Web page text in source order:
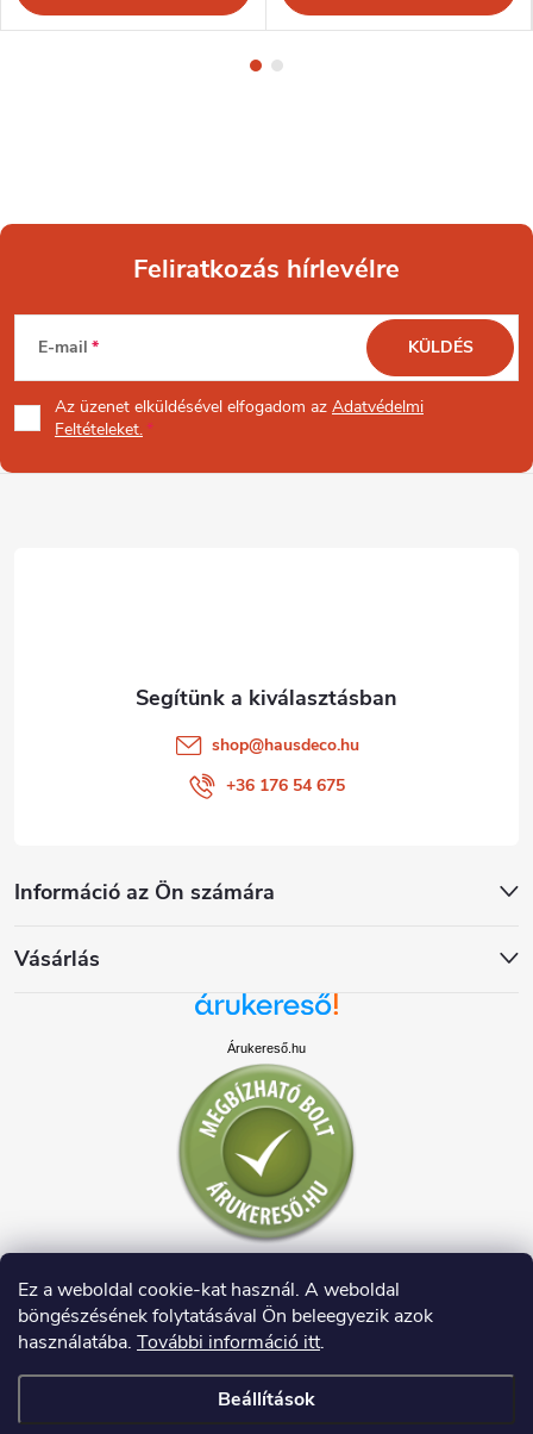
Ez a weboldal cookie-kat használ. A weboldal
böngészésének folytatásával Ön beleegyezik azok
használatába. További információ itt.
Beállítások
L
á
b
Feliratkozás hírlevélre
E-mail
Az üzenet elküldésével elfogadom az Adatvédelmi
Feltételeket.
KÜLDÉS
Információ az Ön számára
Vásárlás
shop@hausdeco.hu
+36 176 54 675
Árukereső.hu